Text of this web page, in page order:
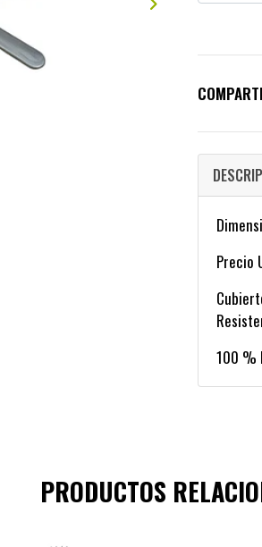
Precio
100 %
PRODUCTOS